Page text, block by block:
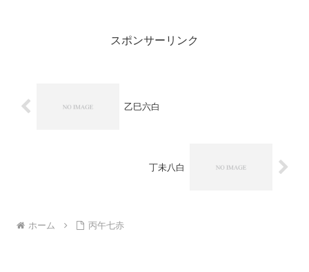
スポンサーリンク
乙巳六白
丁未八白
ホーム 丙午七赤